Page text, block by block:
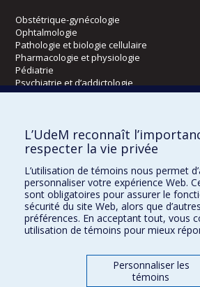
Obstétrique-gynécologie
Ophtalmologie
Pathologie et biologie cellulaire
Pharmacologie et physiologie
Pédiatrie
Psychiatrie et d’addictologie
Radiologie, radio-oncologie et médecine
Écoles
Orthophonie et audiologie
Réadaptation
Directions
L’UdeM reconnaît
respecter la vie privée
L’utilisation de témoins nous permet
personnaliser votre expérience Web.
sont obligatoires pour assurer le
sécurité du site Web, alors que
préférences. En acceptant tout, vous
utilisation de témoins pour mieux
Personnaliser les
témoins